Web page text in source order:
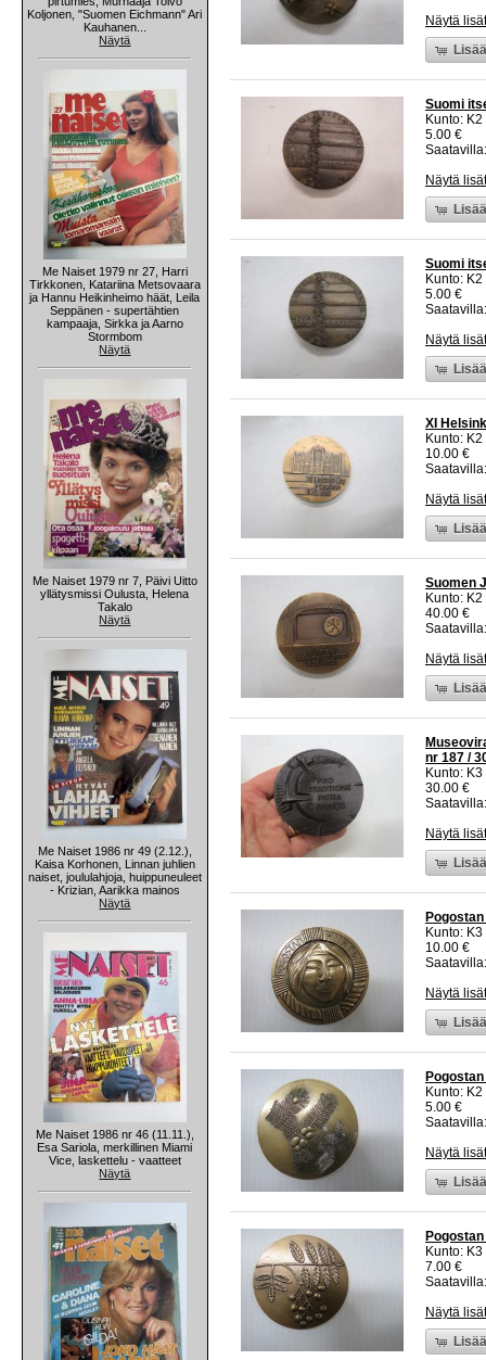
Koljonen, "Suomen Eichmann" Ari
Kauhanen...
Näytä
Me Naiset 1979 nr 27, Harri
Tirkkonen, Katariina Metsovaara
ja Hannu Heikinheimo häät, Leila
Seppänen - supertähtien
kampaaja, Sirkka ja Aarno
Stormbom
Näytä
Me Naiset 1979 nr 7, Päivi Uitto
yllätysmissi Oulusta, Helena
Takalo
Näytä
Me Naiset 1986 nr 49 (2.12.),
Kaisa Korhonen, Linnan juhlien
naiset, joululahjoja, huippuneuleet
- Krizian, Aarikka mainos
Näytä
Me Naiset 1986 nr 46 (11.11.),
Esa Sariola, merkillinen Miami
Vice, laskettelu - vaatteet
Näytä
Näytä
Suomi
Kunto:
5.00 €
Näytä
Suomi
Kunto:
5.00 €
Näytä
XI
Kunto:
10.00 €
Näytä
Suomen
Kunto:
40.00 €
Näytä
nr 187 /
Kunto:
30.00 €
Näytä
Kunto:
10.00 €
Näytä
Kunto:
5.00 €
Näytä
Kunto:
7.00 €
Näytä